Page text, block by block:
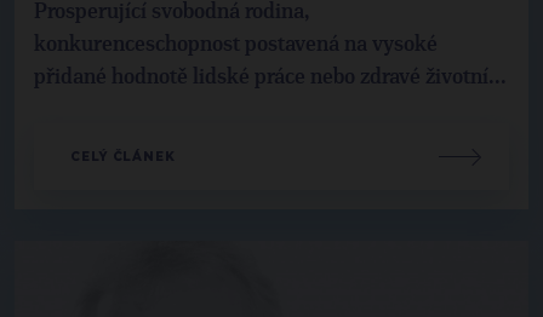
Prosperující svobodná rodina,
konkurenceschopnost postavená na vysoké
přidané hodnotě lidské práce nebo zdravé životní...
CELÝ ČLÁNEK